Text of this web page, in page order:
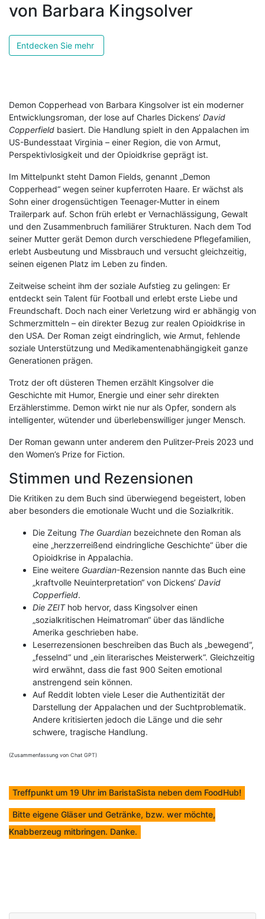
von Barbara Kingsolver
Entdecken Sie mehr
Demon Copperhead von Barbara Kingsolver ist ein moderner
Entwicklungsroman, der lose auf Charles Dickens’ David
Copperfield basiert. Die Handlung spielt in den Appalachen im
US-Bundesstaat Virginia – einer Region, die von Armut,
Perspektivlosigkeit und der Opioidkrise geprägt ist.
Im Mittelpunkt steht Damon Fields, genannt „Demon
Copperhead“ wegen seiner kupferroten Haare. Er wächst als
Sohn einer drogensüchtigen Teenager-Mutter in einem
Trailerpark auf. Schon früh erlebt er Vernachlässigung, Gewalt
und den Zusammenbruch familiärer Strukturen. Nach dem Tod
seiner Mutter gerät Demon durch verschiedene Pflegefamilien,
erlebt Ausbeutung und Missbrauch und versucht gleichzeitig,
seinen eigenen Platz im Leben zu finden.
Zeitweise scheint ihm der soziale Aufstieg zu gelingen: Er
entdeckt sein Talent für Football und erlebt erste Liebe und
Freundschaft. Doch nach einer Verletzung wird er abhängig von
Schmerzmitteln – ein direkter Bezug zur realen Opioidkrise in
den USA. Der Roman zeigt eindringlich, wie Armut, fehlende
soziale Unterstützung und Medikamentenabhängigkeit ganze
Generationen prägen.
Trotz der oft düsteren Themen erzählt Kingsolver die
Geschichte mit Humor, Energie und einer sehr direkten
Erzählerstimme. Demon wirkt nie nur als Opfer, sondern als
intelligenter, wütender und überlebenswilliger junger Mensch.
Der Roman gewann unter anderem den Pulitzer-Preis 2023 und
den Women’s Prize for Fiction.
Stimmen und Rezensionen
Die Kritiken zu dem Buch sind überwiegend begeistert, loben
aber besonders die emotionale Wucht und die Sozialkritik.
Die Zeitung The Guardian bezeichnete den Roman als
eine „herzzerreißend eindringliche Geschichte“ über die
Opioidkrise in Appalachia.
Eine weitere Guardian-Rezension nannte das Buch eine
„kraftvolle Neuinterpretation“ von Dickens’ David
Copperfield.
Die ZEIThob hervor, dass Kingsolver einen
„sozialkritischen Heimatroman“ über das ländliche
Amerika geschrieben habe.
Leserrezensionen beschreiben das Buch als „bewegend“,
„fesselnd“ und „ein literarisches Meisterwerk“. Gleichzeitig
wird erwähnt, dass die fast 900 Seiten emotional
anstrengend sein können.
Auf Reddit lobten viele Leser die Authentizität der
Darstellung der Appalachen und der Suchtproblematik.
Andere kritisierten jedoch die Länge und die sehr
schwere, tragische Handlung.
(Zusammenfassung von Chat GPT)
Treffpunkt um 19 Uhr im BaristaSista neben dem FoodHub!
Bitte eigene Gläser und Getränke, bzw. wer möchte,
Knabberzeug mitbringen. Danke.